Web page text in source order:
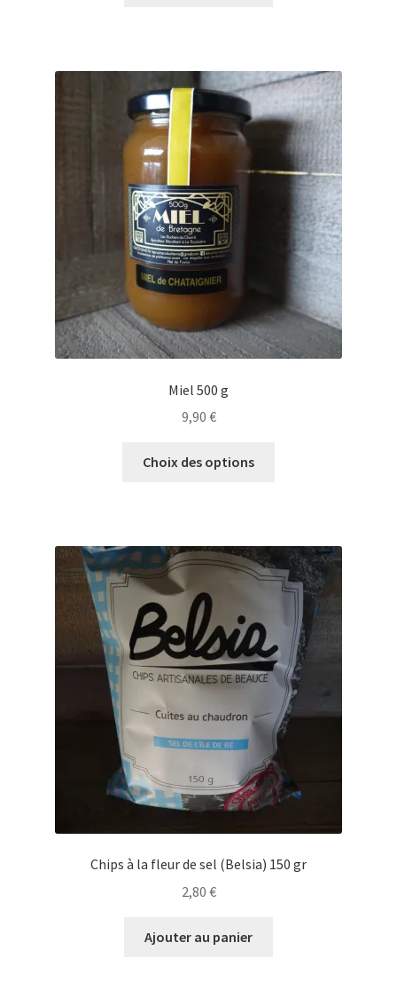
Miel 500 g
9,90 €
Choix des options
Les
options
peuvent
être
choisies
sur
la
page
du
produit
Chips à la fleur de sel (Belsia) 150 gr
2,80 €
Ajouter au panier